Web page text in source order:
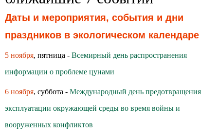
Даты и мероприятия, события и дни
праздников в экологическом календаре
5 ноября, пятница - Всемирный день распространения
информации о проблеме цунами
6 ноября, суббота - Международный день предотвращения
эксплуатации окружающей среды во время войны и
вооруженных конфликтов